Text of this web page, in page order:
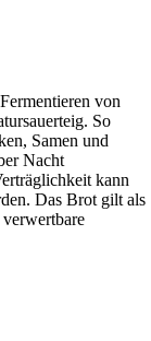
von
So
Samen und
Nacht
kann
Das Brot gilt als